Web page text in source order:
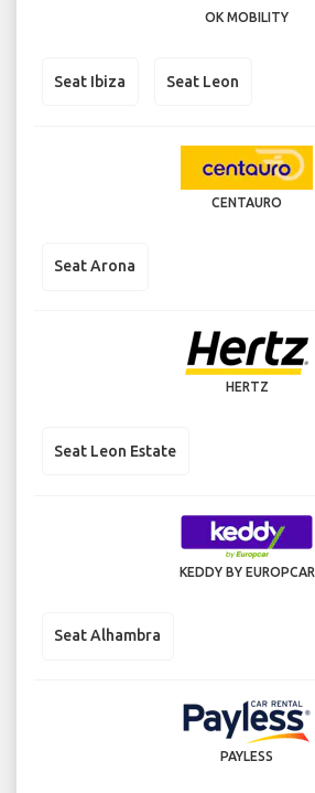
OK MOBILITY
Seat Ibiza Seat Leon
CENTAURO
Seat Arona
HERTZ
Seat Leon Estate
KEDDY BY EUROPCAR
Seat Alhambra
PAYLESS